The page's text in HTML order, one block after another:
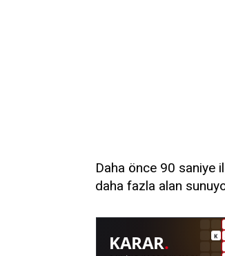
Daha önce 90 saniye
daha fazla alan